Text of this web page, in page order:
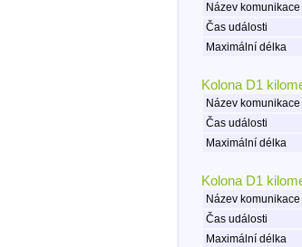
Název komunikace
Čas události
Maximální délka
Kolona D1
Název komunikace
Čas události
Maximální délka
Kolona D1
Název komunikace
Čas události
Maximální délka